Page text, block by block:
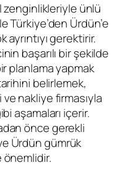
ünlü
Türkiye’den Ürdün’e
ayrıntıyı gerektirir.
başarılı bir şekilde
planlama yapmak
belirlemek,
nakliye firmasıyla
aşamaları içerir.
önce gerekli
Ürdün gümrük
önemlidir.